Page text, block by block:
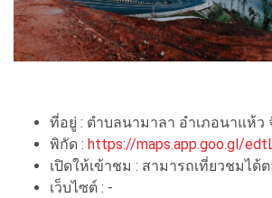
ที่อยู่ : ตำบลนามาลา อำเภอนาแห้ว
พิกัด : https://maps.app.goo.gl/
เปิดให้เข้าชม : สามารถเที่ยวชมได้
เว็บไซต์ : -